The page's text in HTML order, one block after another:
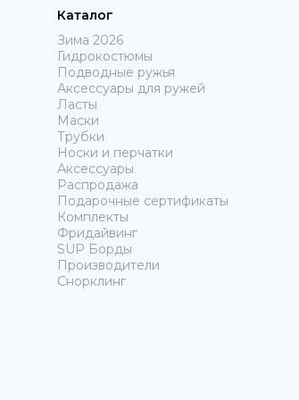
Каталог
Зима 2026
Гидрокостюмы
Подводные ружья
Аксессуары для ружей
Ласты
Маски
Трубки
Носки и перчатки
Аксессуары
Распродажа
Подарочные сертификаты
Комплекты
Фридайвинг
SUP Борды
Производители
Снорклинг